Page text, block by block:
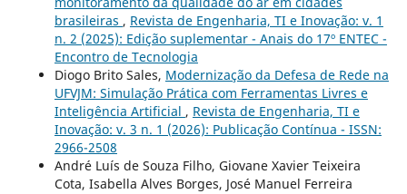
brasileiras , Revista de Engenharia, TI e Inovação: v. 1
n. 2 (2025): Edição suplementar - Anais do 17º ENTEC -
Encontro de Tecnologia
Diogo Brito Sales, Modernização da Defesa de Rede na
UFVJM: Simulação Prática com Ferramentas Livres e
Inteligência Artificial , Revista de Engenharia, TI e
Inovação: v. 3 n. 1 (2026): Publicação Contínua - ISSN:
2966-2508
André Luís de Souza Filho, Giovane Xavier Teixeira
Cota, Isabella Alves Borges, José Manuel Ferreira